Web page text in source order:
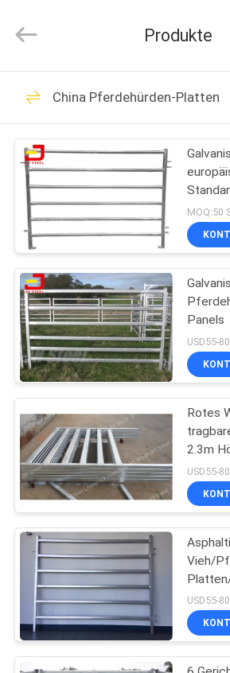
HAUS
PRODUKTE
ÜBER
UNS
FABRIK-
AUSFLUG
TRETEN
SIE
MIT
UNS
IN
VERBINDUNG
FORDERN
EIN
ZITAT
Reserved.
Pferdestall-
europäische
Pferdeställe
Pferdestall-
Tragbarer
Pferdestall
Produkte
China Pferdehürden-Platten
Platten
MOQ:50
Panels
USD55-
Rotes
2.3m
USD55-
Vieh/
USD55-